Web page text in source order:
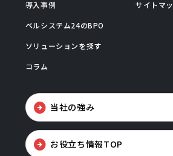
導入事例
ベルシステム24のBPO
ソリューションを探す
コラム
サイトマ
当社の強み
お役立ち情報TOP